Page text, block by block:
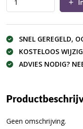
SNEL GEREGELD,
KOSTELOOS
ADVIES NODIG?
Geen omschrijving.